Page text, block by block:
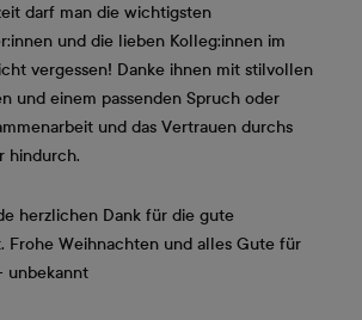
darf man die wichtigsten
und die lieben Kolleg:innen im
vergessen! Danke ihnen mit stilvollen
und einem passenden Spruch oder
und das Vertrauen durchs
hindurch.
herzlichen Dank für die gute
Frohe Weihnachten und alles Gute für
unbekannt